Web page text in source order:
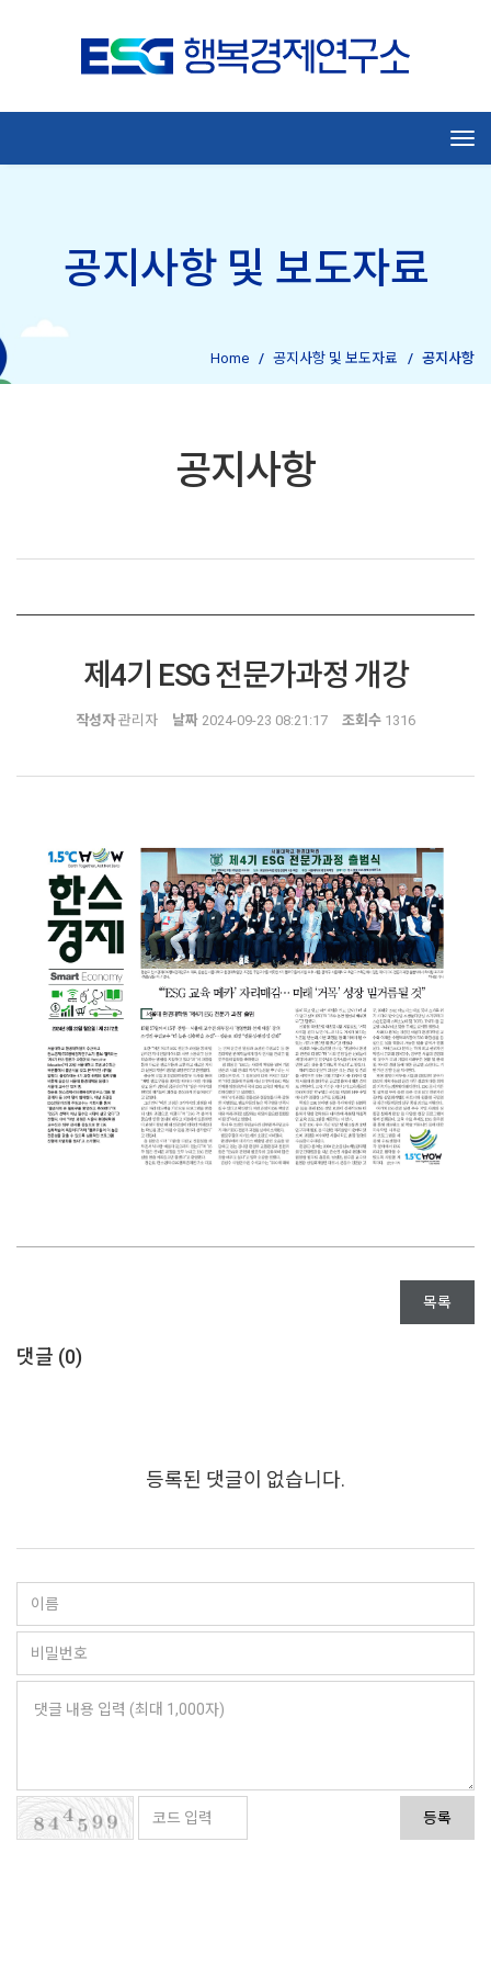
공지사항 및 보도자료
공지사항
Home 공지사항 및 보도자료 공지사항
제4기 ESG 전문가과정 개강
작성자관리자 날짜 2024-09-23 08:21:17 조회수 1316
목록
댓글 (0)
등록된 댓글이 없습니다.
등록